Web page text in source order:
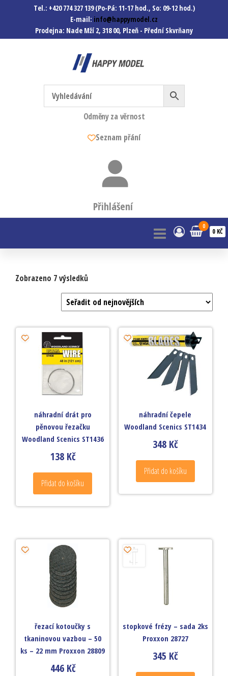
Tel.: +420 774 327 139 (Po-Pá: 11-17 hod., So: 09-12 hod.)
E-mail: info@happymodel.cz
Prodejna: Nade Mží 2, 318 00, Plzeň - Přední Skvrňany
Happymodel.cz
Modely autíček, modelová
železnice, mašinky, vagóny a
mnohem víc.
Odměny za věrnost
Seznam přání
Přihlášení
0
0 KČ
Zobrazeno 7 výsledků
náhradní drát pro
pěnovou řezačku
Woodland Scenics ST1436
138 Kč
Přidat do košíku
náhradní čepele
Woodland Scenics ST1434
348 Kč
Přidat do košíku
řezací kotoučky s
tkaninovou vazbou – 50
ks – 22 mm Proxxon 28809
446 Kč
stopkové frézy – sada 2ks
Proxxon 28727
345 Kč